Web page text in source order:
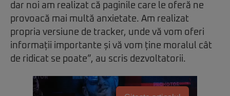
dar noi am realizat că paginile care le oferă ne
provoacă mai multă anxietate. Am realizat
propria versiune de tracker, unde vă vom oferi
informații importante și vă vom ține moralul cât
de ridicat se poate”, au scris dezvoltatorii.